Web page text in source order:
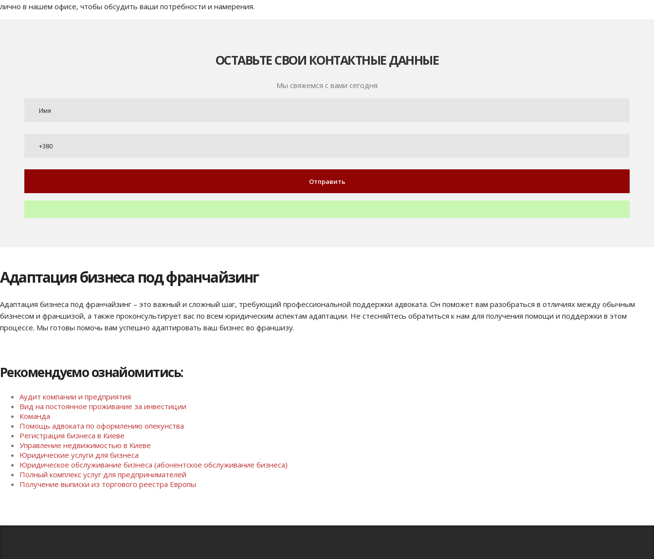
лично в нашем офисе, чтобы обсудить ваши потребности и намерения.
ОСТАВЬТЕ СВОИ КОНТАКТНЫЕ ДАННЫЕ
Мы свяжемся с вами сегодня
Адаптация бизнеса под франчайзинг
Адаптация бизнеса под франчайзинг – это важный и сложный шаг, требующий профессиональной поддержки адвоката. Он поможет вам разобраться в отличиях между обычным
бизнесом и франшизой, а также проконсультирует вас по всем юридическим аспектам адаптации. Не стесняйтесь обратиться к нам для получения помощи и поддержки в этом
процессе. Мы готовы помочь вам успешно адаптировать ваш бизнес во франшизу.
Рекомендуємо ознайомитись:
Аудит компании и предприятия
Вид на постоянное проживание за инвестиции
Команда
Помощь адвоката по оформлению опекунства
Регистрация бизнеса в Киеве
Управление недвижимостью в Киеве
Юридические услуги для бизнеса
Юридическое обслуживание бизнеса (абонентское обслуживание бизнеса)
Полный комплекс услуг для предпринимателей
Получение выписки из торгового реестра Европы